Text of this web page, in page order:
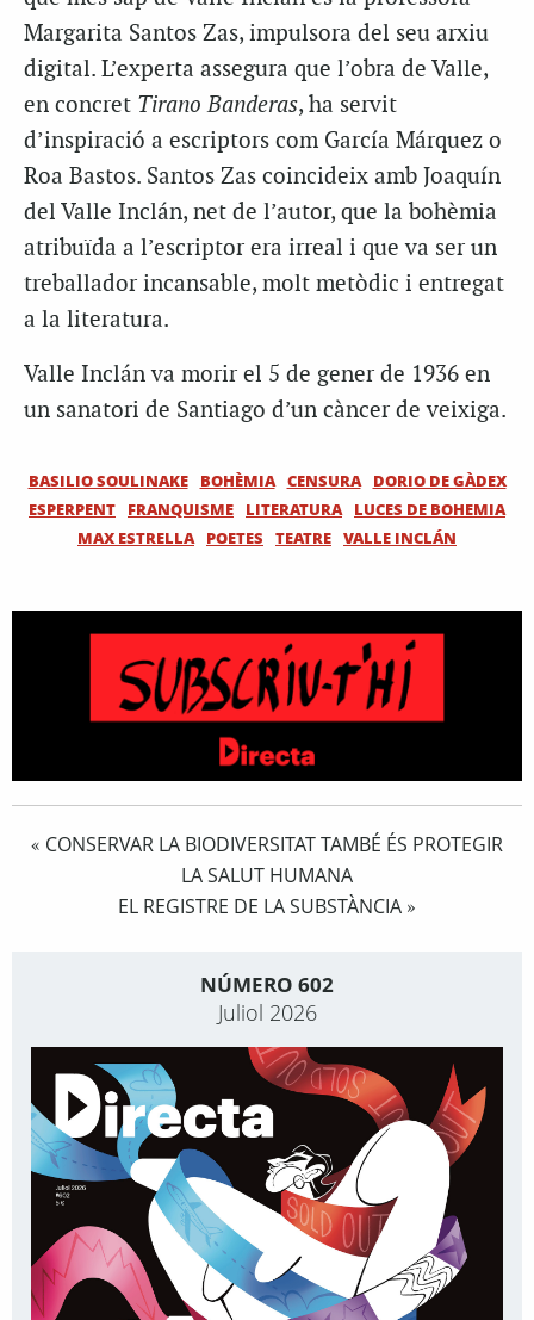
Margarita Santos Zas, impulsora del seu arxiu
digital. L’experta assegura que l’obra de Valle,
en concret Tirano Banderas, ha servit
d’inspiració a escriptors com García Márquez o
Roa Bastos. Santos Zas coincideix amb Joaquín
del Valle Inclán, net de l’autor, que la bohèmia
atribuïda a l’escriptor era irreal i que va ser un
treballador incansable, molt metòdic i entregat
a la literatura.
Valle Inclán va morir el 5 de gener de 1936 en
un sanatori de Santiago d’un càncer de veixiga.
BASILIO SOULINAKE BOHÈMIA CENSURA
DORIO DE GÀDEX
ESPERPENT
FRANQUISME LITERATURA
LUCES DE BOHEMIA
MAX ESTRELLA
POETES TEATRE VALLE INCLÁN
« CONSERVAR LA BIODIVERSITAT TAMBÉ ÉS PROTEGIR
LA SALUT HUMANA
EL REGISTRE DE LA SUBSTÀNCIA »
NÚMERO 602
Juliol 2026